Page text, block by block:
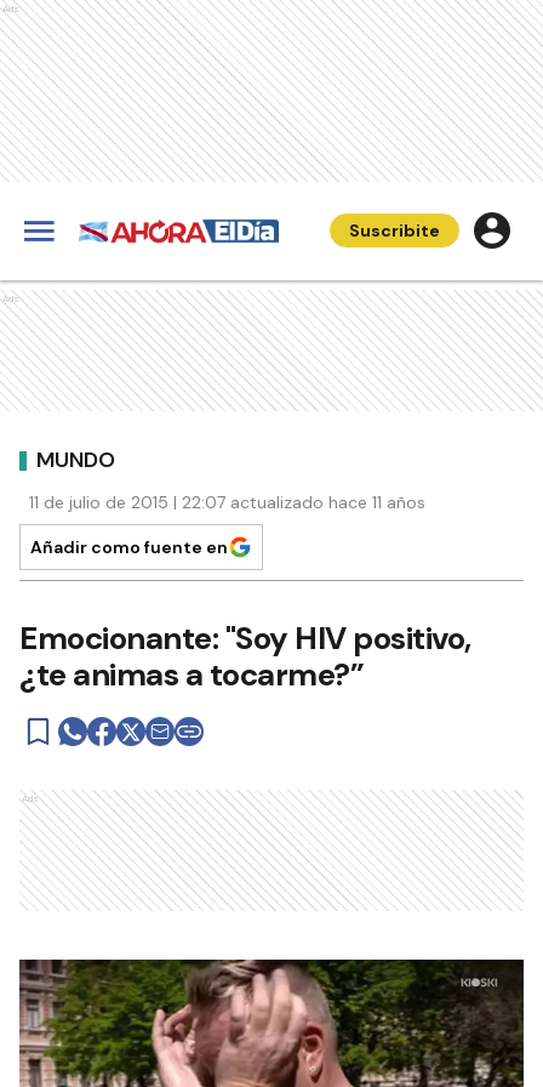
Ads
Suscribite
Ads
MUNDO
11 de julio de 2015 | 22:07 actualizado hace 11 años
Añadir como fuente en
Emocionante: "Soy HIV positivo,
¿te animas a tocarme?”
Ads